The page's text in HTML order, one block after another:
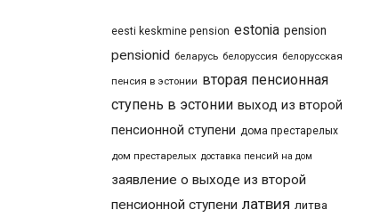
eesti keskmine pension estonia pension
pensionid беларусь белоруссия белорусская
пенсия в эстонии вторая пенсионная
ступень в эстонии выход из второй
пенсионной ступени дома престарелых
дом престарелых доставка пенсий на дом
заявление о выходе из второй
пенсионной ступени латвия литва